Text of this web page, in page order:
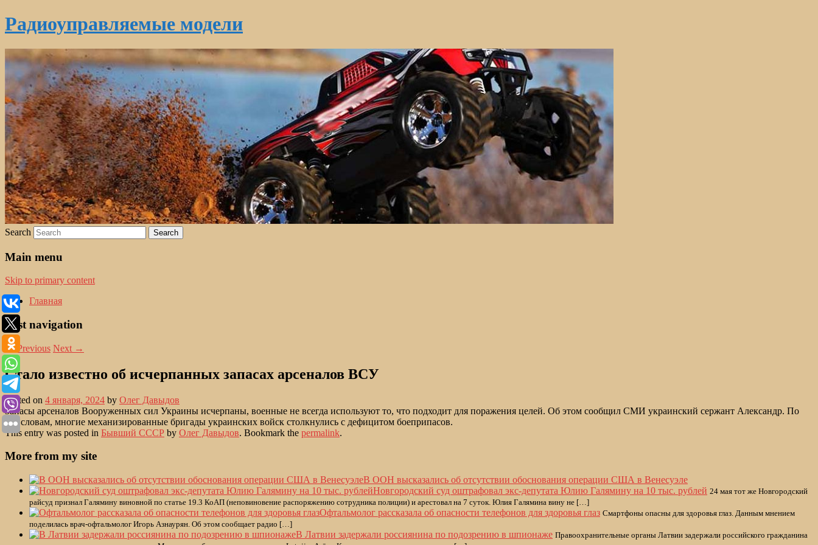
Радиоуправляемые модели
Search
Main menu
Skip to primary content
Главная
Post navigation
←Previous Next →
Стало известно об исчерпанных запасах арсеналов ВСУ
Posted on 4 января, 2024 by Олег Давыдов
Запасы арсеналов Вооруженных сил Украины исчерпаны, военные не всегда используют то, что подходит для поражения целей. Об этом сообщил СМИ украинский сержант Александр. По
его словам, многие механизированные бригады украинских войск столкнулись с дефицитом боеприпасов.
This entry was posted in Бывший СССР by Олег Давыдов. Bookmark the permalink.
More from my site
В ООН высказались об отсутствии обоснования операции США в Венесуэле
Новгородский суд оштрафовал экс-депутата Юлию Галямину на 10 тыс. рублей 24 мая тот же Новгородский
райсуд признал Галямину виновной по статье 19.3 КоАП (неповиновение распоряжению сотрудника полиции) и арестовал на 7 суток. Юлия Галямина вину не […]
Офтальмолог рассказала об опасности телефонов для здоровья глаз Смартфоны опасны для здоровья глаз. Данным мнением
поделилась врач-офтальмолог Игорь Азнаурян. Об этом сообщает радио […]
В Латвии задержали россиянина по подозрению в шпионаже Правоохранительные органы Латвии задержали российского гражданина